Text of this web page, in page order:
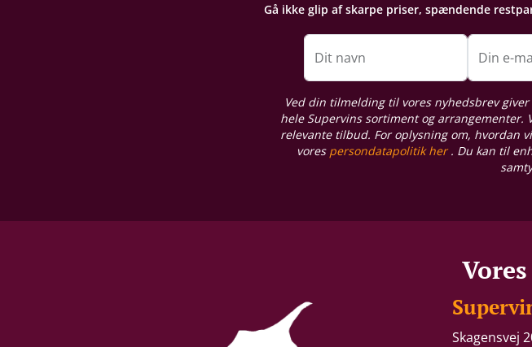
Gå ikke glip af skarpe priser, spændende
Dit navn Din e-
Ved din tilmelding til vores nyhedsbrev
hele Supervins sortiment og arrangementer.
relevante tilbud. For oplysning om, hvordan
vores persondatapolitik her. Du kan til
Skagensvej